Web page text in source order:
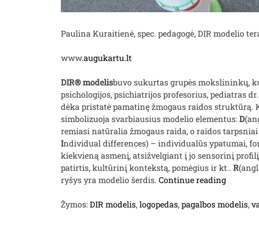
Paulina Kuraitienė, spec. pedagogė, DIR modelio
www.augukartu.lt
DIR® modelisbuvo sukurtas grupės mokslininkų,
psichologijos, psichiatrijos profesorius, pediatras
dėka pristatė pamatinę žmogaus raidos struktūrą.
simbolizuoja svarbiausius modelio elementus:D
remiasi natūralia žmogaus raida, o raidos
Individual differences) – individualūs ypatumai,
kiekvieną asmenį, atsižvelgiant į jo sensorinį
patirtis, kultūrinį kontekstą, pomėgius ir kt.. R
ryšys yra modelio šerdis. Continue reading„DIR
–
Žymos:DIR modelis,logopedas,pagalbos modelis,